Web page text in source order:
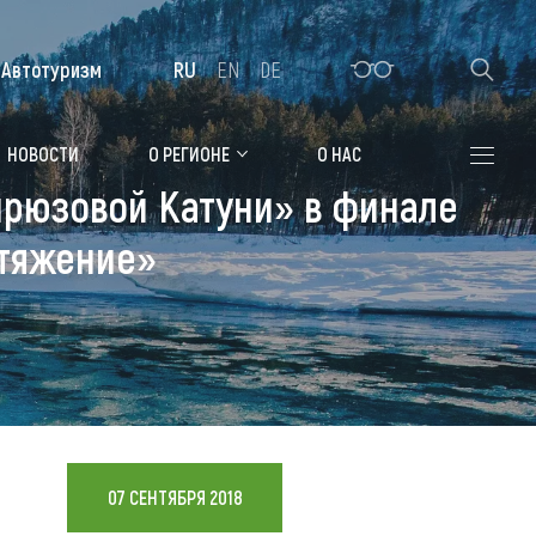
Алтайская зимовка
Где остановиться
Санатории
Гостиницы, отели
Коттеджи, базы
Сельские усадьбы
Мотели, придорожные отели
НОВОСТИ О РЕГИОНЕ О НАС
Автотуризм RU EN DE
Катуни» в финале
07 СЕНТЯБРЯ 2018